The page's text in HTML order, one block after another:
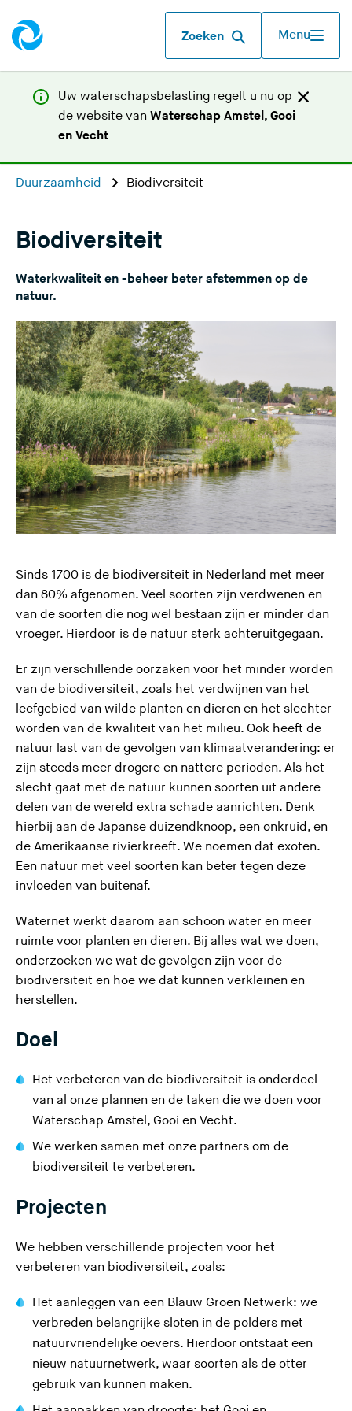
Zoeken Menu
Uw waterschapsbelasting regelt u nu op
de website van Waterschap Amstel, Gooi
en Vecht(
v
l
a
a
e
z
e
s
i
t
e
)
Duurzaamheid Biodiversiteit
Biodiversiteit
Waterkwaliteit en -beheer beter afstemmen op de
natuur.
Sinds 1700 is de biodiversiteit in Nederland met meer
dan 80% afgenomen. Veel soorten zijn verdwenen en
van de soorten die nog wel bestaan zijn er minder dan
vroeger. Hierdoor is de natuur sterk achteruitgegaan.
Er zijn verschillende oorzaken voor het minder worden
van de biodiversiteit, zoals het verdwijnen van het
leefgebied van wilde planten en dieren en het slechter
worden van de kwaliteit van het milieu. Ook heeft de
natuur last van de gevolgen van klimaatverandering: er
zijn steeds meer drogere en nattere perioden. Als het
slecht gaat met de natuur kunnen soorten uit andere
delen van de wereld extra schade aanrichten. Denk
hierbij aan de Japanse duizendknoop, een onkruid, en
de Amerikaanse rivierkreeft. We noemen dat exoten.
Een natuur met veel soorten kan beter tegen deze
invloeden van buitenaf.
Waternet werkt daarom aan schoon water en meer
ruimte voor planten en dieren. Bij alles wat we doen,
onderzoeken we wat de gevolgen zijn voor de
biodiversiteit en hoe we dat kunnen verkleinen en
herstellen.
Doel
Het verbeteren van de biodiversiteit is onderdeel
van al onze plannen en de taken die we doen voor
Waterschap Amstel, Gooi en Vecht.
We werken samen met onze partners om de
biodiversiteit te verbeteren.
Projecten
We hebben verschillende projecten voor het
verbeteren van biodiversiteit, zoals:
Het aanleggen van een Blauw Groen Netwerk: we
verbreden belangrijke sloten in de polders met
natuurvriendelijke oevers. Hierdoor ontstaat een
nieuw natuurnetwerk, waar soorten als de otter
gebruik van kunnen maken.